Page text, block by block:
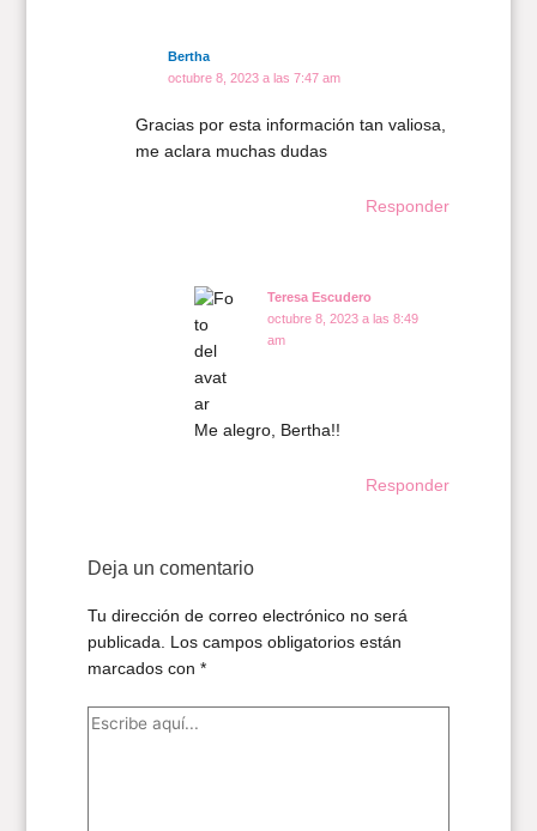
Bertha
octubre 8, 2023 a las 7:47 am
Gracias por esta información tan valiosa,
me aclara muchas dudas
Responder
Teresa Escudero
octubre 8, 2023 a las 8:49
am
Me alegro, Bertha!!
Responder
Deja un comentario
Tu dirección de correo electrónico no será
publicada.
Los campos obligatorios están
marcados con *
Escribe